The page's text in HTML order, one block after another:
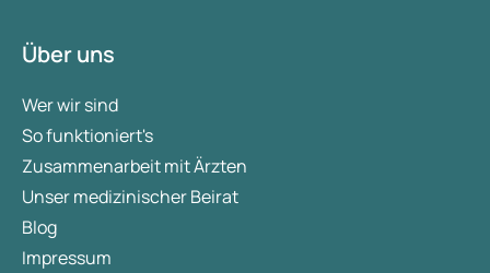
Über uns
Wer wir sind
So funktioniert's
Zusammenarbeit mit Ärzten
Unser medizinischer Beirat
Blog
Impressum